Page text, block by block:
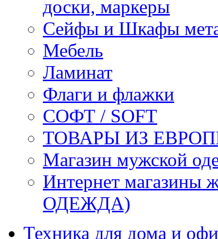
доски, маркеры
Сейфы и Шкафы
Мебель
Ламинат
Флаги и флажки
СОФТ / SOFT
ТОВАРЫ ИЗ
Магазин мужской
Интернет
ОДЕЖДА)
Техника для дома и